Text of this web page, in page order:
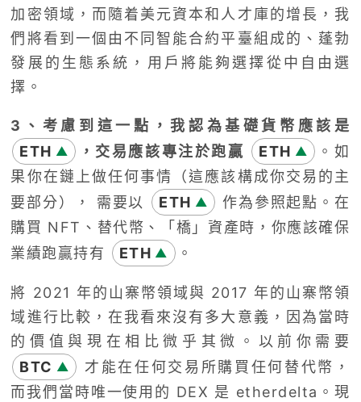
加密領域，而隨着美元資本和人才庫的增長，我
們將看到一個由不同智能合約平臺組成的、蓬勃
發展的生態系統，用戶將能夠選擇從中自由選
擇。
3、考慮到這一點，我認為基礎貨幣應該是
ETH ▲ ，交易應該專注於跑贏 ETH ▲
。如
果你在鏈上做任何事情（這應該構成你交易的主
要部分）， 需要以
ETH ▲
作為參照起點。在
購買 NFT、替代幣、「橋」資產時，你應該確保
業績跑贏持有
ETH ▲ 。
將 2021 年的山寨幣領域與 2017 年的山寨幣領
域進行比較，在我看來沒有多大意義，因為當時
的價值與現在相比微乎其微。以前你需要
BTC ▲
才能在任何交易所購買任何替代幣，
而我們當時唯一使用的 DEX 是 etherdelta。現